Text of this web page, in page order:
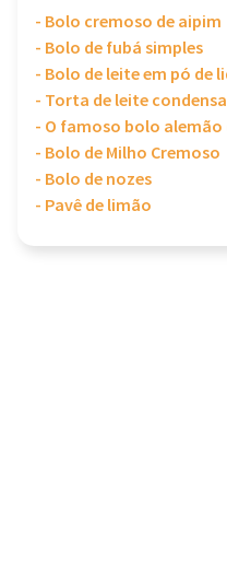
- Bolo cremoso de aipim
- Bolo de fubá simples
- Bolo de leite em pó de
- Torta de leite
- O famoso bolo
- Bolo de Milho Cremoso
- Bolo de nozes
- Pavê de limão